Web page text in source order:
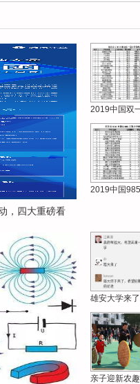
，四大重磅看
2019中国双
2019中国
雄安大学来
亲子迎新农